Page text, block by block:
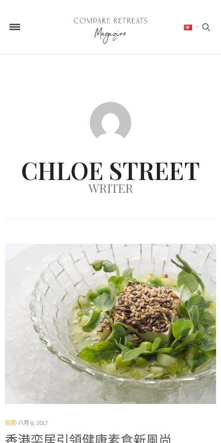
CHLOE STREET
WRITER
指南 八月 9, 2017